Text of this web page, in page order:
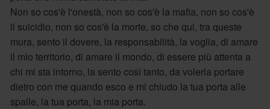
Non so cos'è l'onestà, non so cos'è la mafia, non so cos'è
il suicidio, non so cos'è la morte, so che qui, tra queste
mura, sento il dovere, la responsabilità, la voglia, di amare
il mio territorio, di amare il mondo, di essere più attenta a
chi mi sta intorno, la sento così tanto, da volerla portare
dietro con me quando esco e mi chiudo la tua porta alle
spalle, la tua porta, la mia porta.